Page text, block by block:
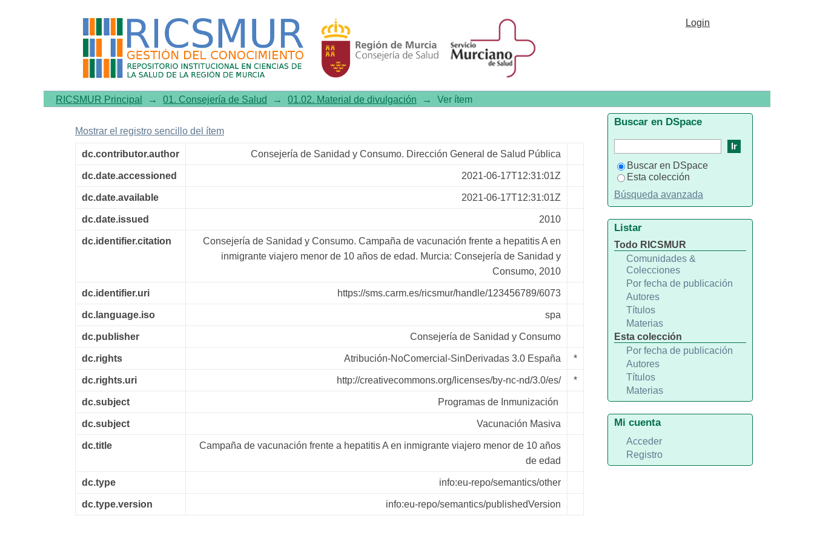
Campaña de vacunación frente a hepatitis A en inmigrante viajero menor de 10 años
de edad
Login
RICSMUR Principal → 01. Consejería de Salud → 01.02. Material de divulgación → Ver ítem
Mostrar el registro sencillo del ítem
dc.contributor.author Consejería de Sanidad y Consumo. Dirección General de Salud Pública
dc.date.accessioned 2021-06-17T12:31:01Z
dc.date.available 2021-06-17T12:31:01Z
dc.date.issued 2010
dc.identifier.citation
Consejería de Sanidad y Consumo. Campaña de vacunación frente a hepatitis A en
inmigrante viajero menor de 10 años de edad. Murcia: Consejería de Sanidad y
Consumo, 2010
dc.identifier.uri https://sms.carm.es/ricsmur/handle/123456789/6073
dc.language.iso spa
dc.publisher Consejería de Sanidad y Consumo
dc.rights Atribución-NoComercial-SinDerivadas 3.0 España *
dc.rights.uri http://creativecommons.org/licenses/by-nc-nd/3.0/es/ *
dc.subject Programas de Inmunización
dc.subject Vacunación Masiva
dc.title
Campaña de vacunación frente a hepatitis A en inmigrante viajero menor de 10 años
de edad
dc.type info:eu-repo/semantics/other
dc.type.version info:eu-repo/semantics/publishedVersion
Buscar en DSpace
Buscar en DSpace
Esta colección
Búsqueda avanzada
Listar
Todo RICSMUR
Comunidades &
Colecciones
Por fecha de publicación
Autores
Títulos
Materias
Esta colección
Por fecha de publicación
Autores
Títulos
Materias
Mi cuenta
Acceder
Registro